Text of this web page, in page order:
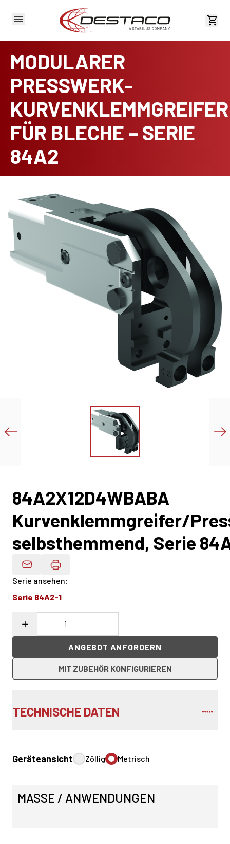
MODULARER
PRESSWERK-
KURVENKLEMMGREIFER
FÜR BLECHE – SERIE
84A2
84A2X12D4WBABA
Kurvenklemmgreifer/
selbsthemmend, Serie
Produktdaten Per E-Mail
Serie ansehen:
Serie 84A2-1
ANGEBOT ANFORDERN
MIT ZUBEHÖR KONFIGURIEREN
TECHNISCHE DATEN
Geräteansicht Zöllig Metrisch
MASSE / ANWENDUNGEN